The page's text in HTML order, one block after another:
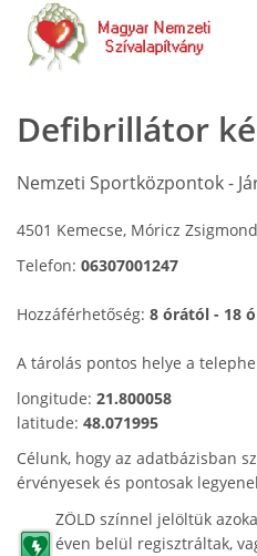
Defibrillátor
Nemzeti Sportközpontok -
4501 Kemecse, Móricz
Telefon: 06307001247
Hozzáférhetőség: 8 órától - 18
A tárolás pontos helye a
longitude: 21.800058
latitude: 48.071995
Célunk, hogy az adatbázisban
érvényesek és pontosak
ZÖLD színnel jelöltük
éven belül regisztráltak,